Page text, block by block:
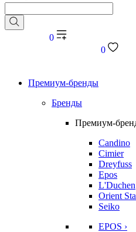
0
0
Премиум-бренды
Бренды
Премиум-
Candino
Cimier
Dreyfuss
Epos
L'Duchen
Orient
Seiko
EPOS ›